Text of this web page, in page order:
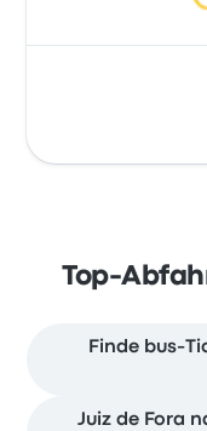
Top-
Finde bus-
Juiz de Fora